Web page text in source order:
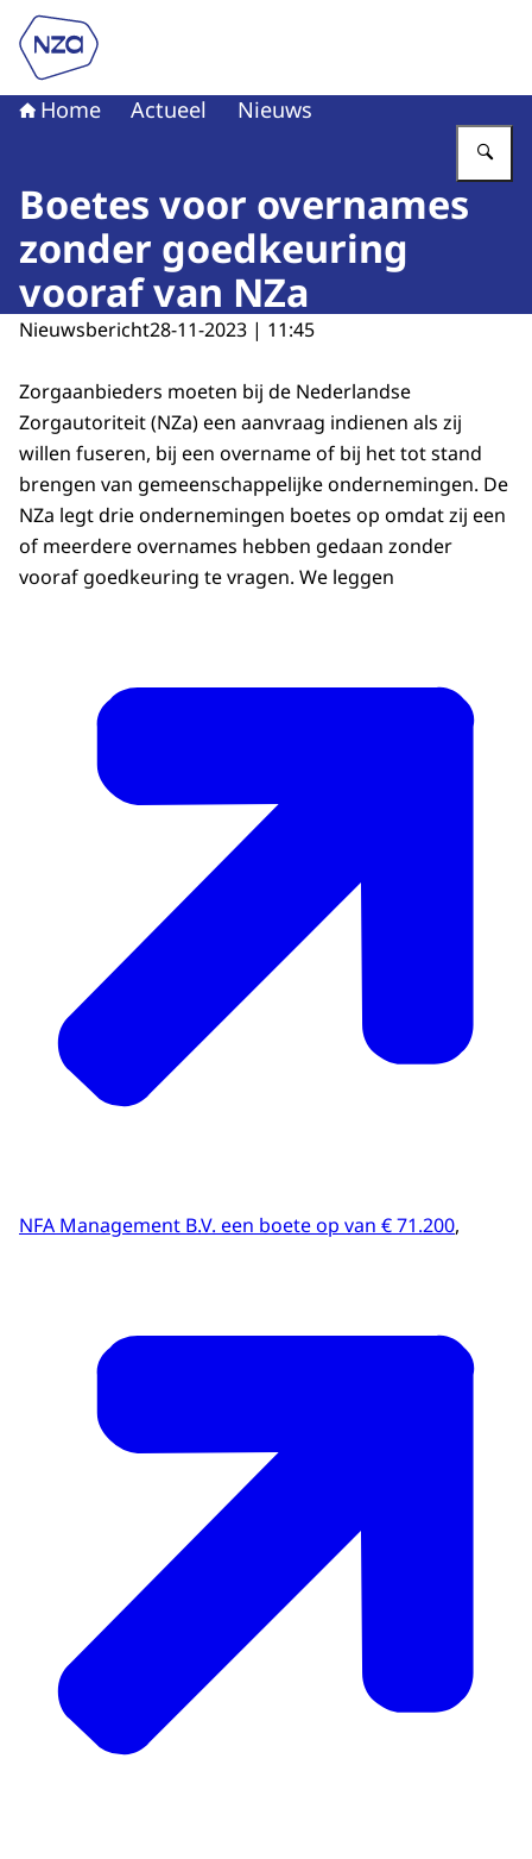
Naar de homepage van Nederlandse Zorgautoriteit
Home Actueel Nieuws
Boetes voor overnames
zonder goedkeuring
vooraf van NZa
Nieuwsbericht28-11-2023 | 11:45
Zorgaanbieders moeten bij de Nederlandse
Zorgautoriteit (NZa) een aanvraag indienen als zij
willen fuseren, bij een overname of bij het tot stand
brengen van gemeenschappelijke ondernemingen. De
NZa legt drie ondernemingen boetes op omdat zij een
of meerdere overnames hebben gedaan zonder
vooraf goedkeuring te vragen. We leggen
NFA Management B.V. een boete op van € 71.200,